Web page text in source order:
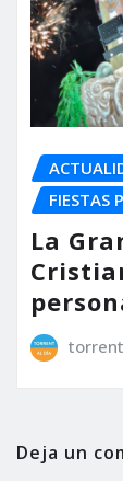
FIESTAS
La
Deja un